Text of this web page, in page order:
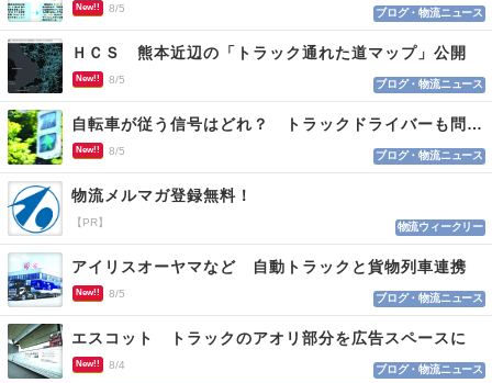
New!! 8/5 ブログ・物流ニュース
ＨＣＳ 熊本近辺の「トラック通れた道マップ」公開
New!! 8/5 ブログ・物流ニュース
自転車が従う信号はどれ？ トラックドライバーも問われる認識
New!! 8/5 ブログ・物流ニュース
物流メルマガ登録無料！
【PR】 物流ウィークリー
アイリスオーヤマなど 自動トラックと貨物列車連携
New!! 8/5 ブログ・物流ニュース
エスコット トラックのアオリ部分を広告スペースに
New!! 8/4 ブログ・物流ニュース